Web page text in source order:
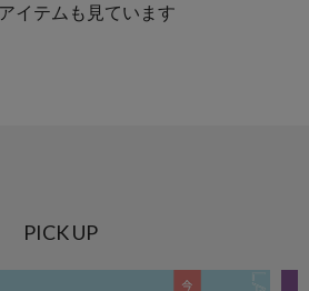
イテムも見ています
PICK UP